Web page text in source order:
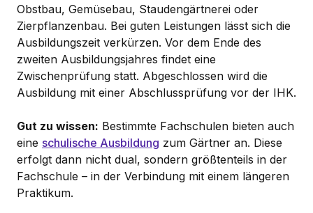
Obstbau, Gemüsebau, Staudengärtnerei oder
Zierpflanzenbau. Bei guten Leistungen lässt sich die
Ausbildungszeit verkürzen. Vor dem Ende des
zweiten Ausbildungsjahres findet eine
Zwischenprüfung statt. Abgeschlossen wird die
Ausbildung mit einer Abschlussprüfung vor der IHK.
Gut zu wissen: Bestimmte Fachschulen bieten auch
eine schulische Ausbildung zum Gärtner an. Diese
erfolgt dann nicht dual, sondern größtenteils in der
Fachschule – in der Verbindung mit einem längeren
Praktikum.